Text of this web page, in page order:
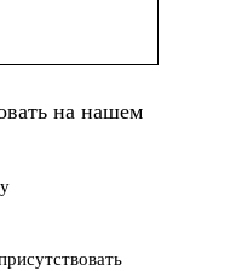
на нашем